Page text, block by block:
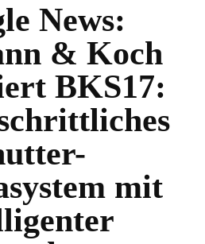
News:
& Koch
BKS17:
mit